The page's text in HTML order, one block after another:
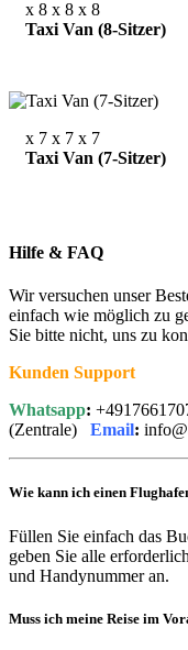
x 8 x 8 x 8
Taxi Van (8-Sitzer)
x 7 x 7 x 7
Taxi Van (7-Sitzer)
Hilfe & FAQ
Wir versuchen unser
einfach wie möglich zu
Sie bitte nicht, uns zu
Kunden Support
Whatsapp:
(Zentrale) Email:
Wie kann ich einen
Füllen Sie einfach das
geben Sie alle
und Handynummer an.
Muss ich meine Reise im